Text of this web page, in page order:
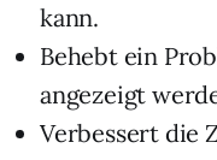
kann.
Behebt ein
angezeigt
Verbessert die